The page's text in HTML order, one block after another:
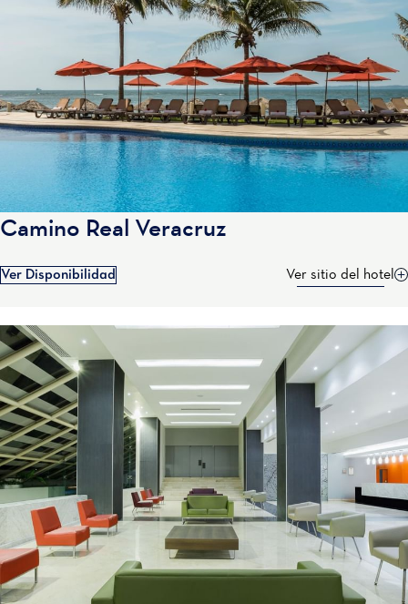
Camino Real Veracruz
Ver Disponibilidad Ver sitio del hotel